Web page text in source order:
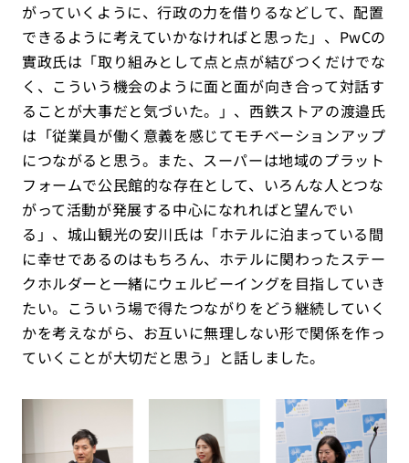
がっていくように、行政の力を借りるなどして、配置
できるように考えていかなければと思った」、PwCの
實政氏は「取り組みとして点と点が結びつくだけでな
く、こういう機会のように面と面が向き合って対話す
ることが大事だと気づいた。」、西鉄ストアの渡邉氏
は「従業員が働く意義を感じてモチべーションアップ
につながると思う。また、スーパーは地域のプラット
フォームで公民館的な存在として、いろんな人とつな
がって活動が発展する中心になれればと望んでい
る」、城山観光の安川氏は「ホテルに泊まっている間
に幸せであるのはもちろん、ホテルに関わったステー
クホルダーと一緒にウェルビーイングを目指していき
たい。こういう場で得たつながりをどう継続していく
かを考えながら、お互いに無理しない形で関係を作っ
ていくことが大切だと思う」と話しました。